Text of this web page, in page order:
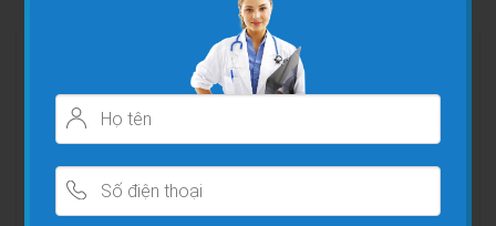
Cột sống chữa có hết không ??
Có bị tái lại nhiều không ??
Phương pháp Thầy Pal sẽ giúp Cô Chú Anh Chị em
trên.
( LƯU Ý : PP THẦY PAL KHÔNG PHẢI LÀ PP